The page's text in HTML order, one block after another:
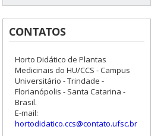
CONTATOS
Horto Didático de Plantas
Medicinais do HU/CCS - Campus
Universitário - Trindade -
Florianópolis - Santa Catarina -
Brasil.
E-mail:
hortodidatico.ccs@contato.ufsc.br